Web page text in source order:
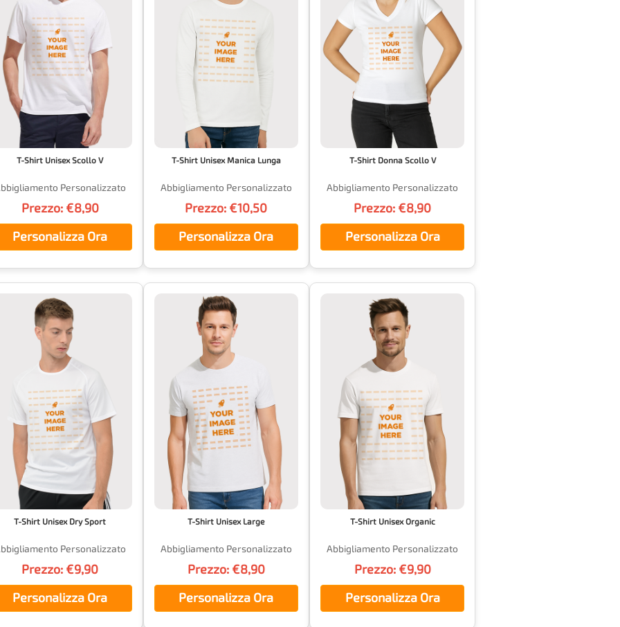
T-Shirt Unisex Scollo V
Personalizzato
Prezzo: €8,90
Personalizza Ora
T-Shirt Unisex Manica Lunga
Abbigliamento Personalizzato
Prezzo: €10,50
Personalizza Ora
T-Shirt Donna Scollo V
Abbigliamento Personalizzato
Prezzo: €8,90
Personalizza Ora
T-Shirt Unisex Dry Sport
Personalizzato
Prezzo: €9,90
Personalizza Ora
T-Shirt Unisex Large
Abbigliamento Personalizzato
Prezzo: €8,90
Personalizza Ora
T-Shirt Unisex Organic
Abbigliamento Personalizzato
Prezzo: €9,90
Personalizza Ora